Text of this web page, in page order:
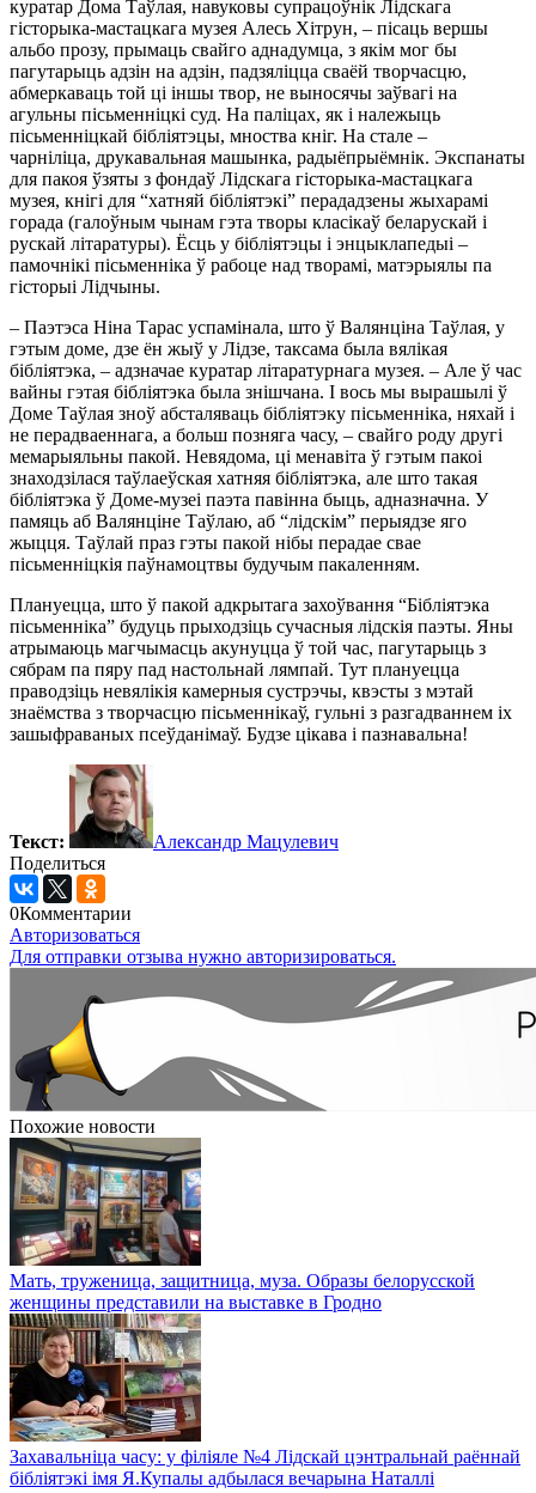
куратар Дома Таўлая, навуковы супрацоўнік Лідскага
гісторыка-мастацкага музея Алесь Хітрун, – пісаць вершы
альбо прозу, прымаць свайго аднадумца, з якім мог бы
пагутарыць адзін на адзін, падзяліцца сваёй творчасцю,
абмеркаваць той ці іншы твор, не выносячы заўвагі на
агульны пісьменніцкі суд. На паліцах, як і належыць
пісьменніцкай бібліятэцы, мноства кніг. На стале –
чарніліца, друкавальная машынка, радыёпрыёмнік. Экспанаты
для пакоя ўзяты з фондаў Лідскага гісторыка-мастацкага
музея, кнігі для “хатняй бібліятэкі” перададзены жыхарамі
горада (галоўным чынам гэта творы класікаў беларускай і
рускай літаратуры). Ёсць у бібліятэцы і энцыклапедыі –
памочнікі пісьменніка ў рабоце над творамі, матэрыялы па
гісторыі Лідчыны.
– Паэтэса Ніна Тарас успамінала, што ў Валянціна Таўлая, у
гэтым доме, дзе ён жыў у Лідзе, таксама была вялікая
бібліятэка, – адзначае куратар літаратурнага музея. – Але ў час
вайны гэтая бібліятэка была знішчана. І вось мы вырашылі ў
Доме Таўлая зноў абсталяваць бібліятэку пісьменніка, няхай і
не перадваеннага, а больш позняга часу, – свайго роду другі
мемарыяльны пакой. Невядома, ці менавіта ў гэтым пакоі
знаходзілася таўлаеўская хатняя бібліятэка, але што такая
бібліятэка ў Доме-музеі паэта павінна быць, адназначна. У
памяць аб Валянціне Таўлаю, аб “лідскім” перыядзе яго
жыцця. Таўлай праз гэты пакой нібы перадае свае
пісьменніцкія паўнамоцтвы будучым пакаленням.
Плануецца, што ў пакой адкрытага захоўвання “Бібліятэка
пісьменніка” будуць прыходзіць сучасныя лідскія паэты. Яны
атрымаюць магчымасць акунуцца ў той час, пагутарыць з
сябрам па пяру пад настольнай лямпай. Тут плануецца
праводзіць невялікія камерныя сустрэчы, квэсты з мэтай
знаёмства з творчасцю пісьменнікаў, гульні з разгадваннем іх
зашыфраваных псеўданімаў. Будзе цікава і пазнавальна!
Текст:
Александр Мацулевич
Поделиться
0Комментарии
Авторизоваться
Для отправки отзыва нужно авторизироваться.
Похожие новости
Мать, труженица, защитница, муза. Образы белорусской
женщины представили на выставке в Гродно
Захавальніца часу: у філіяле №4 Лідскай цэнтральнай раённай
бібліятэкі імя Я.Купалы адбылася вечарына Наталлі